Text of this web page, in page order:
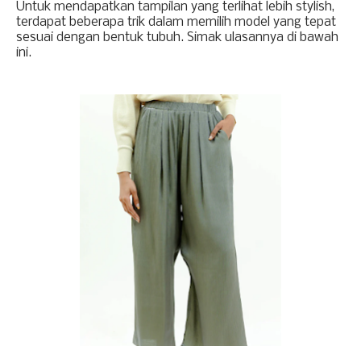
Untuk mendapatkan tampilan yang terlihat lebih stylish,
terdapat beberapa trik dalam memilih model yang tepat
sesuai dengan bentuk tubuh. Simak ulasannya di bawah
ini.